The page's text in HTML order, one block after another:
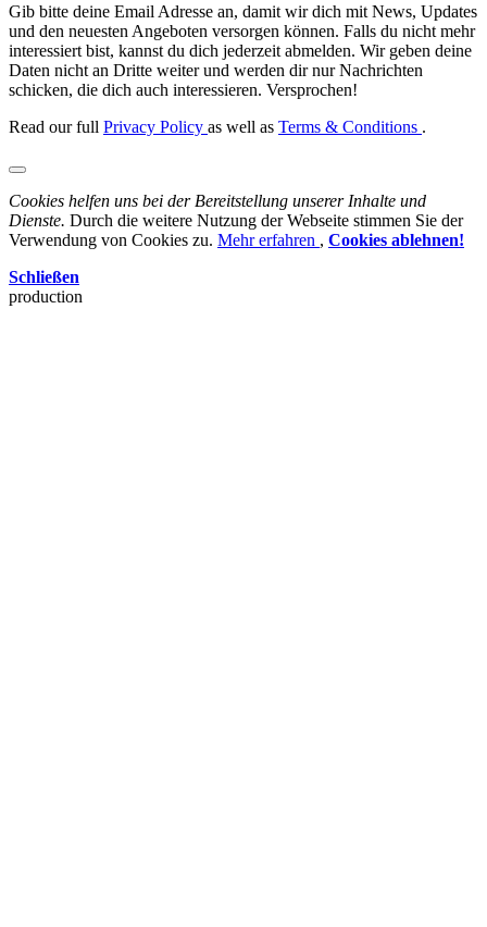
Gib bitte deine Email Adresse an, damit wir dich mit News, Updates
und den neuesten Angeboten versorgen können. Falls du nicht mehr
interessiert bist, kannst du dich jederzeit abmelden. Wir geben deine
Daten nicht an Dritte weiter und werden dir nur Nachrichten
schicken, die dich auch interessieren. Versprochen!
Read our full Privacy Policy as well as Terms & Conditions .
Cookies helfen uns bei der Bereitstellung unserer Inhalte und
Dienste. Durch die weitere Nutzung der Webseite stimmen Sie der
Verwendung von Cookies zu. Mehr erfahren , Cookies ablehnen!
Schließen
production